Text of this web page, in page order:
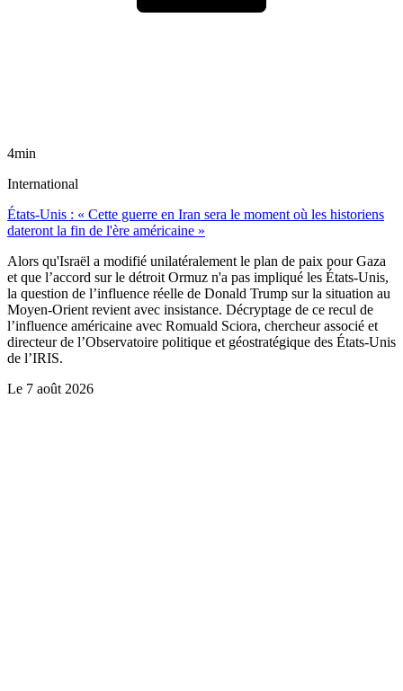
4min
International
États-Unis : « Cette guerre en Iran sera le moment où les historiens
dateront la fin de l'ère américaine »
Alors qu'Israël a modifié unilatéralement le plan de paix pour Gaza
et que l’accord sur le détroit Ormuz n'a pas impliqué les États-Unis,
la question de l’influence réelle de Donald Trump sur la situation au
Moyen-Orient revient avec insistance. Décryptage de ce recul de
l’influence américaine avec Romuald Sciora, chercheur associé et
directeur de l’Observatoire politique et géostratégique des États-Unis
de l’IRIS.
Le 7 août 2026